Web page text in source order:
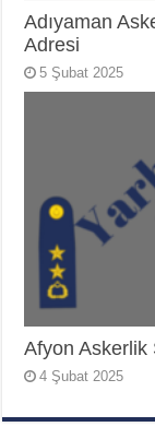
Adıyaman
Adresi
5 Şubat 2025
Afyon Askerlik
4 Şubat 2025